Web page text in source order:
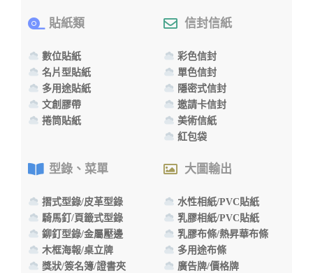
貼紙類
數位貼紙
名片型貼紙
多用途貼紙
文創膠帶
捲筒貼紙
信封信紙
彩色信封
單色信封
隱密式信封
邀請卡信封
美術信紙
紅包袋
型錄、菜單
摺式型錄/皮革型錄
騎馬釘/頁籤式型錄
鉚釘型錄/金屬壓邊
木框海報/桌立牌
獎狀/簽名簿/證書夾
大圖輸出
水性相紙/PVC貼紙
乳膠相紙/PVC貼紙
乳膠布條/熱昇華布條
多用途布條
廣告牌/價格牌